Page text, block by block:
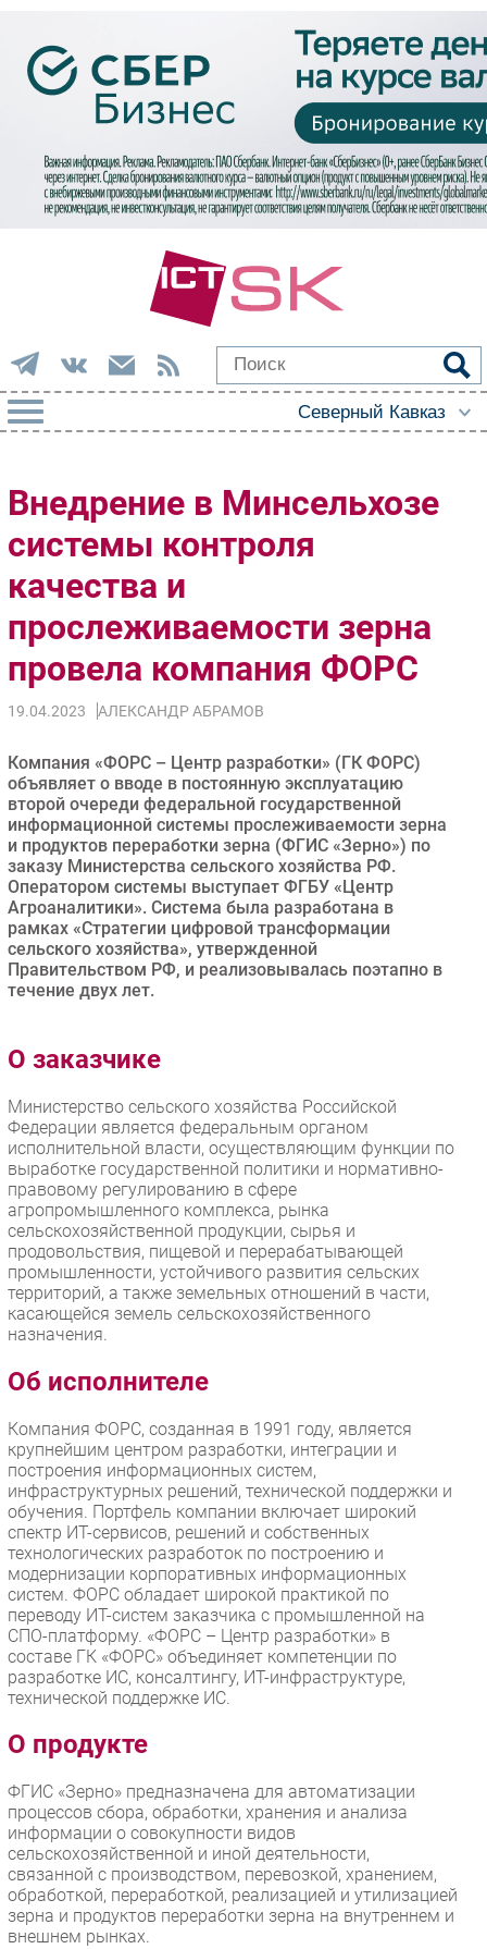
Импорто­замещение
Автоматизация Промышленности
Интернет
Фиксированная связь
Интеграция
Рынок ПК
Торговые сети
Оборудование
ПО
Outsourcing
Кадры
Регулирование
Финансы
Web
Безопасность
CIO/Управление ИТ
Здоровье
РАЗДЕЛЫ
Новости
Аналитика
Интервью
Мероприятия
IT класс
Каталог компаний
Внедрение в Минсельхозе
системы контроля
качества и
прослеживаемости зерна
провела компания ФОРС
19.04.2023 АЛЕКСАНДР АБРАМОВ
Компания «ФОРС – Центр разработки» (ГК ФОРС)
объявляет о вводе в постоянную эксплуатацию
второй очереди федеральной государственной
информационной системы прослеживаемости зерна
и продуктов переработки зерна (ФГИС «Зерно») по
заказу Министерства сельского хозяйства РФ.
Оператором системы выступает ФГБУ «Центр
Агроаналитики». Система была разработана в
рамках «Стратегии цифровой трансформации
сельского хозяйства», утвержденной
Правительством РФ, и реализовывалась поэтапно в
течение двух лет.
О заказчике
Министерство сельского хозяйства Российской
Федерации является федеральным органом
исполнительной власти, осуществляющим функции по
выработке государственной политики и нормативно-
правовому регулированию в сфере
агропромышленного комплекса, рынка
сельскохозяйственной продукции, сырья и
продовольствия, пищевой и перерабатывающей
промышленности, устойчивого развития сельских
территорий, а также земельных отношений в части,
касающейся земель сельскохозяйственного
назначения.
Об исполнителе
Компания ФОРС, созданная в 1991 году, является
крупнейшим центром разработки, интеграции и
построения информационных систем,
инфраструктурных решений, технической поддержки и
обучения. Портфель компании включает широкий
спектр ИТ-сервисов, решений и собственных
технологических разработок по построению и
модернизации корпоративных информационных
систем. ФОРС обладает широкой практикой по
переводу ИТ-систем заказчика с промышленной на
СПО-платформу. «ФОРС – Центр разработки» в
составе ГК «ФОРС» объединяет компетенции по
разработке ИС, консалтингу, ИТ-инфраструктуре,
технической поддержке ИС.
О продукте
ФГИС «Зерно» предназначена для автоматизации
процессов сбора, обработки, хранения и анализа
информации о совокупности видов
сельскохозяйственной и иной деятельности,
связанной с производством, перевозкой, хранением,
обработкой, переработкой, реализацией и утилизацией
зерна и продуктов переработки зерна на внутреннем и
внешнем рынках.